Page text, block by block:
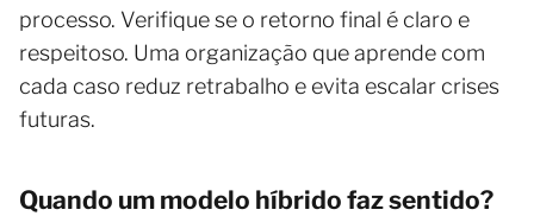
processo. Verifique se o retorno final é claro e
respeitoso. Uma organização que aprende com
cada caso reduz retrabalho e evita escalar crises
futuras.
Quando um modelo híbrido faz sentido?